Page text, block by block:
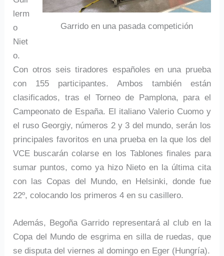
Garrido en una pasada competición
lerm
o
Niet
o.
Con otros seis tiradores españoles en una prueba
con 155 participantes. Ambos también están
clasificados, tras el Torneo de Pamplona, para el
Campeonato de España. El italiano Valerio Cuomo y
el ruso Georgiy, números 2 y 3 del mundo, serán los
principales favoritos en una prueba en la que los del
VCE buscarán colarse en los Tablones finales para
sumar puntos, como ya hizo Nieto en la última cita
con las Copas del Mundo, en Helsinki, donde fue
22º, colocando los primeros 4 en su casillero.
Además, Begoña Garrido representará al club en la
Copa del Mundo de esgrima en silla de ruedas, que
se disputa del viernes al domingo en Eger (Hungría).